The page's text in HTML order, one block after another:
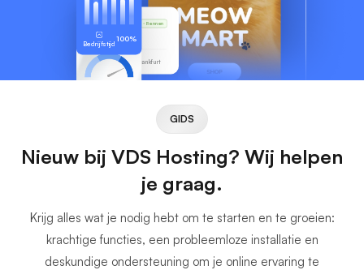
Karl's VDS Rennen
255.189.85.19
Datacentrum Frankfurt
Bedrijfstijd
100%
GIDS
Nieuw bij VDS Hosting? Wij helpen
je graag.
Krijg alles wat je nodig hebt om te starten en te groeien:
krachtige functies, een probleemloze installatie en
deskundige ondersteuning om je online ervaring te